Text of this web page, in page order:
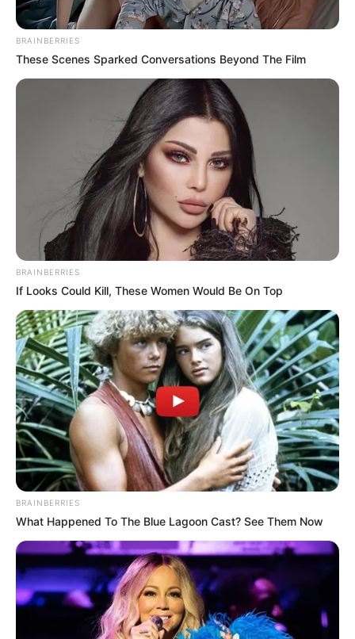
3 Kinek kell korona manapság?!”